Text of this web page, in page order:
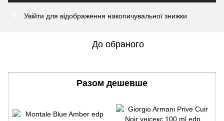
Увійти для відображення накопичувальної знижки
До обраного
Разом дешевше